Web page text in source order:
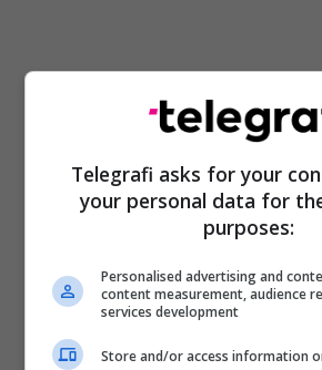
Telegrafi asks for your
your personal data for
purposes:
Personalised advertising and
content measurement, audience
services development
Store and/or access information